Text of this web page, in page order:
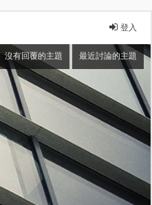
登入
沒有回覆的主題 最近討論的主題